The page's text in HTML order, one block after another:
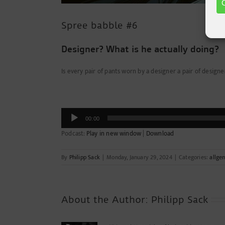
Spree babble #6
Designer? What is he actually doing?
Is every pair of pants worn by a designer a pair of
Audio
Player
00:00
Podcast: Play in new window| Download
By Philipp Sack | Monday, January 29, 2024 | Categories:
About the Author: Philipp Sack